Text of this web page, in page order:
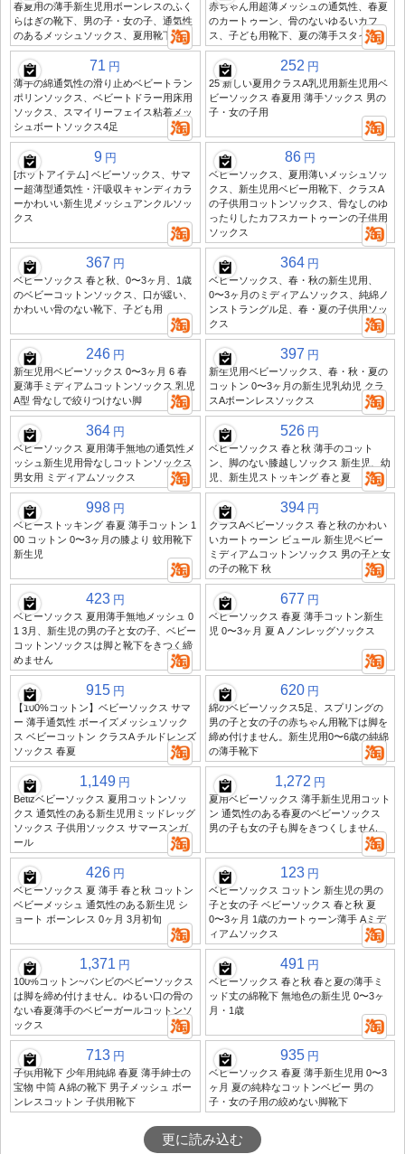
春夏用の薄手新生児用ボーンレスのふく
らはぎの靴下、男の子・女の子、通気性
のあるメッシュソックス、夏用靴下
赤ちゃん用超薄メッシュの通気性、春夏
のカートゥーン、骨のないゆるいカフ
ス、子ども用靴下、夏の薄手スタイル
71 円
薄手の綿通気性の滑り止めベビートラン
ポリンソックス、ベビートドラー用床用
ソックス、スマイリーフェイス粘着メッ
シュボートソックス4足
252 円
25 新しい夏用クラスA乳児用新生児用ベ
ビーソックス 春夏用 薄手ソックス 男の
子・女の子用
9 円
[ホットアイテム] ベビーソックス、サマ
ー超薄型通気性・汗吸収キャンディカラ
ーかわいい新生児メッシュアンクルソッ
クス
86 円
ベビーソックス、夏用薄いメッシュソッ
クス、新生児用ベビー用靴下、クラスA
の子供用コットンソックス、骨なしのゆ
ったりしたカフスカートゥーンの子供用
ソックス
367 円
ベビーソックス 春と秋、0〜3ヶ月、1歳
のベビーコットンソックス、口が緩い、
かわいい骨のない靴下、子ども用
364 円
ベビーソックス、春・秋の新生児用、
0〜3ヶ月のミディアムソックス、純綿ノ
ンストラングル足、春・夏の子供用ソッ
クス
246 円
新生児用ベビーソックス 0〜3ヶ月 6 春
夏薄手ミディアムコットンソックス 乳児
A型 骨なしで絞りつけない脚
397 円
新生児用ベビーソックス、春・秋・夏の
コットン 0〜3ヶ月の新生児乳幼児 クラ
スAボーンレスソックス
364 円
ベビーソックス 夏用薄手無地の通気性メ
ッシュ新生児用骨なしコットンソックス
男女用 ミディアムソックス
526 円
ベビーソックス 春と秋 薄手のコット
ン、脚のない膝越しソックス 新生児、幼
児、新生児ストッキング 春と夏
998 円
ベビーストッキング 春夏 薄手コットン 1
00 コットン 0〜3ヶ月の膝より 蚊用靴下
新生児
394 円
クラスAベビーソックス 春と秋のかわい
いカートゥーン ビュール 新生児ベビー
ミディアムコットンソックス 男の子と女
の子の靴下 秋
423 円
ベビーソックス 夏用薄手無地メッシュ 0
1 3月、新生児の男の子と女の子、ベビー
コットンソックスは脚と靴下をきつく締
めません
677 円
ベビーソックス 春夏 薄手コットン新生
児 0〜3ヶ月 夏 A ノンレッグソックス
915 円
【100%コットン】ベビーソックス サマ
ー 薄手通気性 ボーイズメッシュソック
ス ベビーコットン クラスA チルドレンズ
ソックス 春夏
620 円
綿のベビーソックス5足、スプリングの
男の子と女の子の赤ちゃん用靴下は脚を
締め付けません。新生児用0〜6歳の純綿
の薄手靴下
1,149 円
Betizベビーソックス 夏用コットンソッ
クス 通気性のある新生児用ミッドレッグ
ソックス 子供用ソックス サマースンガ
ール
1,272 円
夏用ベビーソックス 薄手新生児用コット
ン 通気性のある春夏のベビーソックス
男の子も女の子も脚をきつくしません
426 円
ベビーソックス 夏 薄手 春と秋 コットン
ベビーメッシュ 通気性のある新生児 シ
ョート ボーンレス 0ヶ月 3月初旬
123 円
ベビーソックス コットン 新生児の男の
子と女の子 ベビーソックス 春と秋 夏
0〜3ヶ月 1歳のカートゥーン薄手 Aミデ
ィアムソックス
1,371 円
100%コットン~バンビのベビーソックス
は脚を締め付けません。ゆるい口の骨の
ない春夏薄手のベビーガールコットンソ
ックス
491 円
ベビーソックス 春と秋 春と夏の薄手ミ
ッド丈の綿靴下 無地色の新生児 0〜3ヶ
月・1歳
713 円
子供用靴下 少年用純綿 春夏 薄手紳士の
宝物 中筒 A 綿の靴下 男子メッシュ ボー
ンレスコットン 子供用靴下
935 円
ベビーソックス 春夏 薄手新生児用 0〜3
ヶ月 夏の純粋なコットンベビー 男の
子・女の子用の絞めない脚靴下
更に読み込む